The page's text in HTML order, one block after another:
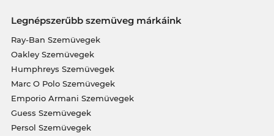
Legnépszerűbb szemüveg márkáink
Ray-Ban Szemüvegek
Oakley Szemüvegek
Humphreys Szemüvegek
Marc O Polo Szemüvegek
Emporio Armani Szemüvegek
Guess Szemüvegek
Persol Szemüvegek